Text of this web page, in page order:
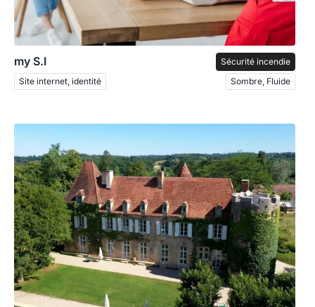
my S.I
Sécurité incendie
Site internet, identité
Sombre, Fluide